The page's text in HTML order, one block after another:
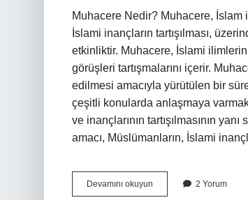
Muhacere Nedir? Muhacere, İslam
İslami inançların tartışılması,
etkinliktir. Muhacere, İslami ilimlerin
görüşleri tartışmalarını içerir.
edilmesi amacıyla yürütülen bir
çeşitli konularda anlaşmaya
ve inançlarının tartışılmasının
amacı, Müslümanların, İslami
Devamını okuyun Muhacere
ne
2 Yorum